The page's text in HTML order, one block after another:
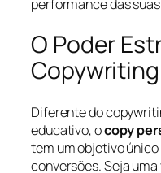
performance das
O Poder
Diferente do
educativo, ocopy
tem um objetivo
conversões. Seja